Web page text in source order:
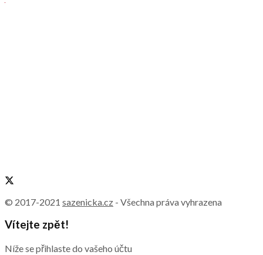
© 2017-2021 sazenicka.cz - Všechna práva vyhrazena
Vítejte zpět!
Níže se přihlaste do vašeho účtu